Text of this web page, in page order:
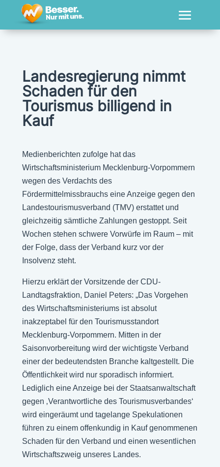
Landesregierung nimmt
Schaden für den
Tourismus billigend in
Kauf
Medienberichten zufolge hat das
Wirtschaftsministerium Mecklenburg-Vorpommern
wegen des Verdachts des
Fördermittelmissbrauchs eine Anzeige gegen den
Landestourismusverband (TMV) erstattet und
gleichzeitig sämtliche Zahlungen gestoppt. Seit
Wochen stehen schwere Vorwürfe im Raum – mit
der Folge, dass der Verband kurz vor der
Insolvenz steht.
Hierzu erklärt der Vorsitzende der CDU-
Landtagsfraktion, Daniel Peters: „Das Vorgehen
des Wirtschaftsministeriums ist absolut
inakzeptabel für den Tourismusstandort
Mecklenburg-Vorpommern. Mitten in der
Saisonvorbereitung wird der wichtigste Verband
einer der bedeutendsten Branche kaltgestellt. Die
Öffentlichkeit wird nur sporadisch informiert.
Lediglich eine Anzeige bei der Staatsanwaltschaft
gegen ‚Verantwortliche des Tourismusverbandes‘
wird eingeräumt und tagelange Spekulationen
führen zu einem offenkundig in Kauf genommenen
Schaden für den Verband und einen wesentlichen
Wirtschaftszweig unseres Landes.